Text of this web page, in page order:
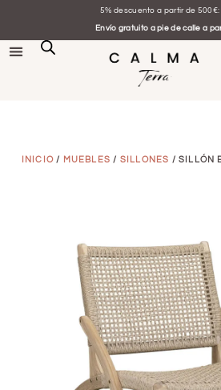
5% descuento a partir de 500€:
Envío gratuito a pie de calle a
INICIO / MUEBLES / SILLONES / SILLÓN